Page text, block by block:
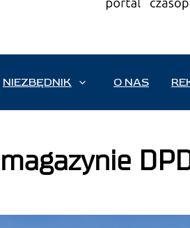
NIEZBĘDNIK O NAS